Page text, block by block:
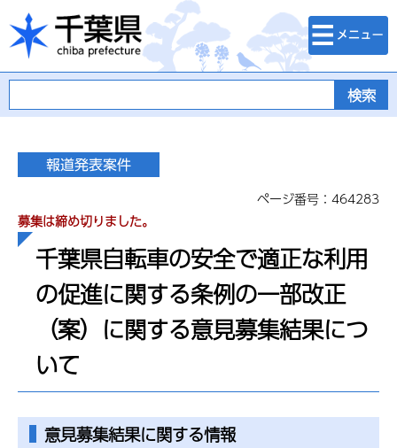
千葉県
検索・メニュ
ー
ページ番号：464283
募集は締め切りました。
千葉県自転車の安全で適正な利用
の促進に関する条例の一部改正
（案）に関する意見募集結果につ
いて
意見募集結果に関する情報